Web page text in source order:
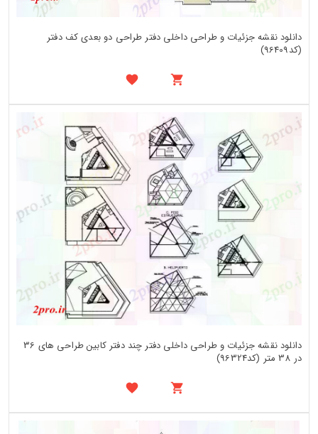
دانلود نقشه جزئیات و طراحی داخلی دفتر طراحی دو بعدی کف دفتر
(کد96409)
دانلود نقشه جزئیات و طراحی داخلی دفتر چند دفتر کابین طراحی های 36
در 38 متر (کد96324)